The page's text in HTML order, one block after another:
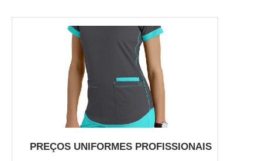
PREÇOS UNIFORMES PROFISSIONAIS